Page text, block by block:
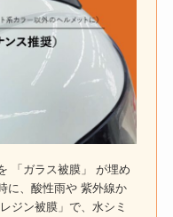
「ガラス被膜」 が埋め
に、酸性雨や 紫外線か
ジン被膜」で、水シミ